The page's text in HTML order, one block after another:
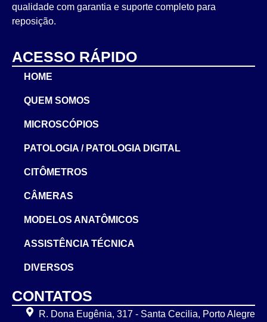
qualidade com garantia e suporte completo para
reposição.
ACESSO RÁPIDO
HOME
QUEM SOMOS
MICROSCÓPIOS
PATOLOGIA / PATOLOGIA DIGITAL
CITÔMETROS
CÂMERAS
MODELOS ANATÔMICOS
ASSISTÊNCIA TÉCNICA
DIVERSOS
CONTATOS
R. Dona Eugênia, 317 - Santa Cecilia, Porto Alegre